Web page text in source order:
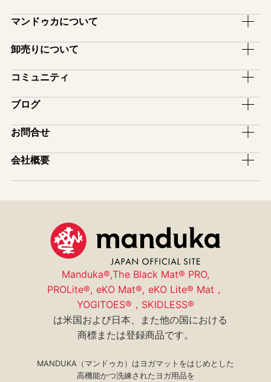
ヨガマット
ヨガグッズ
ヨガマットケア用品
ヨガ雑貨
お買い物ガイド
マンドゥカについて
ブランドストーリー
保証制度
マットの選び方
販売店舗一覧
卸売りについて
卸売のご案内
レンタルサービス
ヨガマットロゴ入れサービス
コミュニティ
アンバサダー
スタジオ導入紹介
ブログ
ピックアップ
manduka mag
お問合せ
一般のお問い合わせ
会社概要
サイトマップ
プライバシーポリシー
Manduka®,The Black Mat® PRO,
PROLite®, eKO Mat®, eKO Lite® Mat，
YOGITOES®，SKIDLESS®
は米国および日本、また他の国における
商標または登録商品です。
MANDUKA（マンドゥカ）はヨガマットをはじめとした
高機能かつ洗練されたヨガ用品を